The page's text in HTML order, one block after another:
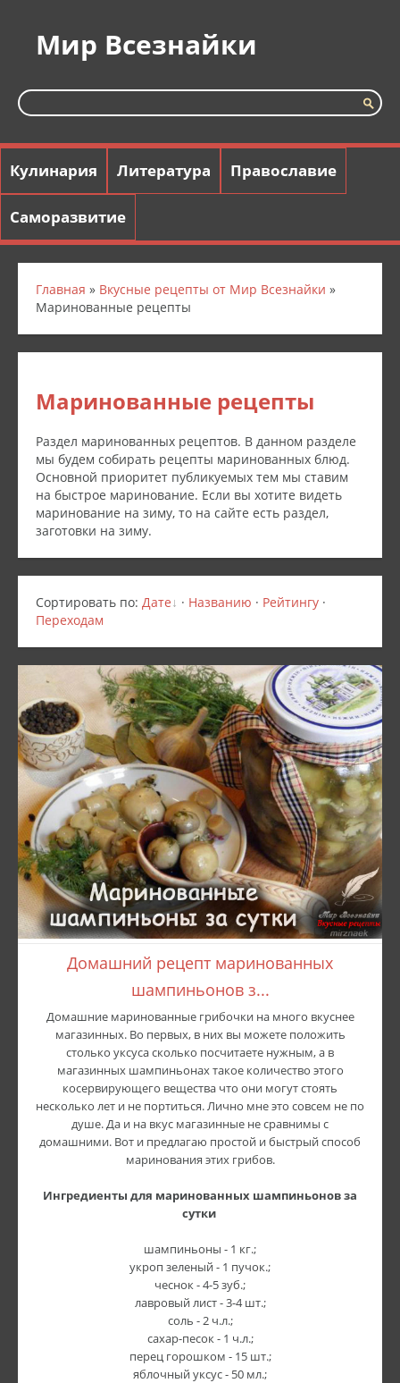
Мир Всезнайки
Кулинария Литература Православие
Саморазвитие
Главная » Вкусные рецепты от Мир Всезнайки »
Маринованные рецепты
Маринованные рецепты
Раздел маринованных рецептов. В данном разделе
мы будем собирать рецепты маринованных блюд.
Основной приоритет публикуемых тем мы ставим
на быстрое маринование. Если вы хотите видеть
маринование на зиму, то на сайте есть раздел,
заготовки на зиму.
Сортировать по: Дате · Названию · Рейтингу ·
Переходам
Домашний рецепт маринованных
шампиньонов з...
Домашние маринованные грибочки на много вкуснее
магазинных. Во первых, в них вы можете положить
столько уксуса сколько посчитаете нужным, а в
магазинных шампиньонах такое количество этого
косервирующего вещества что они могут стоять
несколько лет и не портиться. Лично мне это совсем не по
душе. Да и на вкус магазинные не сравнимы с
домашними. Вот и предлагаю простой и быстрый способ
маринования этих грибов.
Ингредиенты для маринованных шампиньонов за
сутки
шампиньоны - 1 кг.;
укроп зеленый - 1 пучок.;
чеснок - 4-5 зуб.;
лавровый лист - 3-4 шт.;
соль - 2 ч.л.;
сахар-песок - 1 ч.л.;
перец горошком - 15 шт.;
яблочный уксус - 50 мл.;